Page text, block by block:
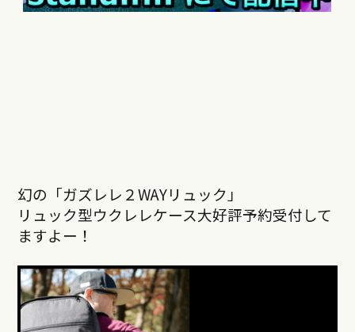
幻の「ガズレレ２WAYリュック」
リュック型ウクレレケース大好評予約受付して
ますよー！